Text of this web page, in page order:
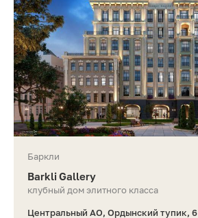
Баркли
Barkli Gallery
клубный дом элитного класса
Центральный АО, Ордынский тупик, 6